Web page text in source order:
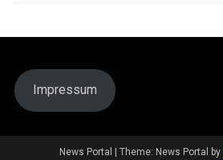
Impressum
News Portal | Theme: News Portal by